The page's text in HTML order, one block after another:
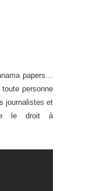
papers…
toute personne
journalistes et
le droit à